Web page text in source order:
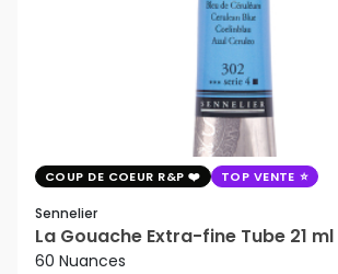
COUP DE COEUR R&P TOP VENTE
Sennelier
La Gouache Extra-fine Tube 21
60 Nuances